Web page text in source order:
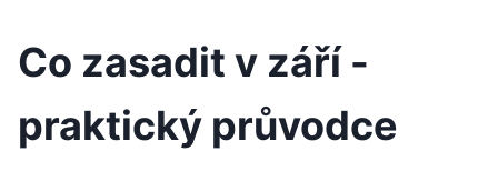
Co zasadit v září -
praktický průvodce